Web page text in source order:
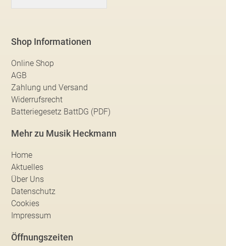
Shop Informationen
Online Shop
AGB
Zahlung und Versand
Widerrufsrecht
Batteriegesetz BattDG (PDF)
Mehr zu Musik Heckmann
Home
Aktuelles
Über Uns
Datenschutz
Cookies
Impressum
Öffnungszeiten